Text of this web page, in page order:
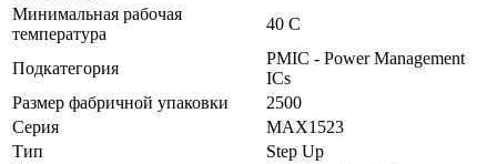
Минимальная рабочая
температура
40 C
Подкатегория
PMIC - Power Management
ICs
Размер фабричной упаковки
2500
Серия
MAX1523
Тип
Step Up